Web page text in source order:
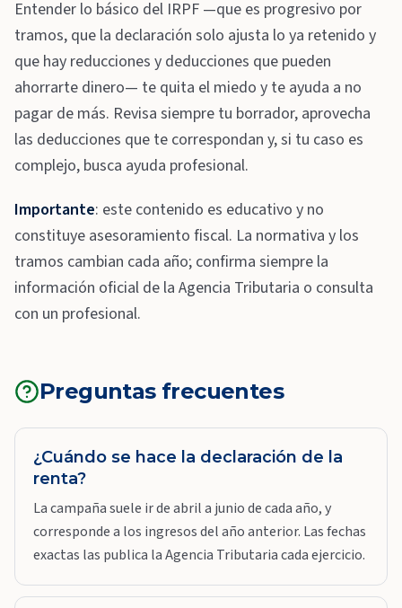
Entender lo básico del IRPF —que es progresivo por
tramos, que la declaración solo ajusta lo ya retenido y
que hay reducciones y deducciones que pueden
ahorrarte dinero— te quita el miedo y te ayuda a no
pagar de más. Revisa siempre tu borrador, aprovecha
las deducciones que te correspondan y, si tu caso es
complejo, busca ayuda profesional.
Importante: este contenido es educativo y no
constituye asesoramiento fiscal. La normativa y los
tramos cambian cada año; confirma siempre la
información oficial de la Agencia Tributaria o consulta
con un profesional.
Preguntas frecuentes
¿Cuándo se hace la declaración de la
renta?
La campaña suele ir de abril a junio de cada año, y
corresponde a los ingresos del año anterior. Las fechas
exactas las publica la Agencia Tributaria cada ejercicio.